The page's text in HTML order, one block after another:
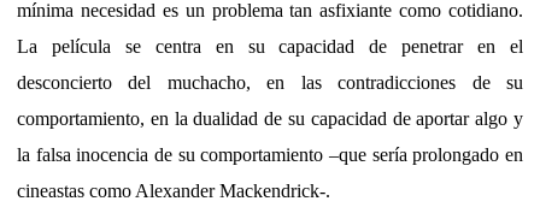
mínima necesidad es un problema tan asfixiante como cotidiano.
La película se centra en su capacidad de penetrar en el
desconcierto del muchacho, en las contradicciones de su
comportamiento, en la dualidad de su capacidad de aportar algo y
la falsa inocencia de su comportamiento –que sería prolongado en
cineastas como Alexander Mackendrick-.